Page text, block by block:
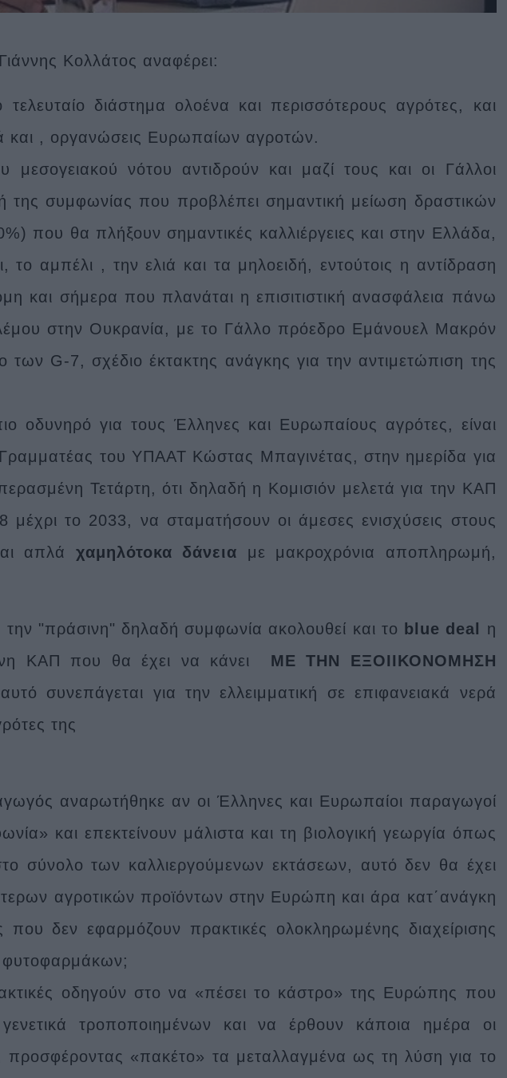
Κολλάτος αναφέρει:
διάστημα ολοένα και περισσότερους αγρότες, και
και , οργανώσεις Ευρωπαίων αγροτών.
νότου αντιδρούν και μαζί τους και οι Γάλλοι
της συμφωνίας που προβλέπει σημαντική μείωση δραστικών
που θα πλήξουν σημαντικές καλλιέργειες και στην Ελλάδα,
αμπέλι , την ελιά και τα μηλοειδή, εντούτοις η αντίδραση
και σήμερα που πλανάται η επισιτιστική ανασφάλεια πάνω
στην Ουκρανία, με το Γάλλο πρόεδρο Εμάνουελ Μακρόν
των G-7, σχέδιο έκτακτης ανάγκης για την αντιμετώπιση της
οδυνηρό για τους Έλληνες και Ευρωπαίους αγρότες, είναι
του ΥΠΑΑΤ Κώστας Μπαγινέτας, στην ημερίδα για
Τετάρτη, ότι δηλαδή η Κομισιόν μελετά για την ΚΑΠ
το 2033, να σταματήσουν οι άμεσες ενισχύσεις στους
απλά
χαμηλότοκα δάνεια με μακροχρόνια αποπληρωμή,
"πράσινη" δηλαδή συμφωνία ακολουθεί και το blue deal η
ΚΑΠ που θα έχει να κάνει ΜΕ ΤΗΝ ΕΞΟΙΙΚΟΝΟΜΗΣΗ
συνεπάγεται για την ελλειμματική σε επιφανειακά νερά
της
αναρωτήθηκε αν οι Έλληνες και Ευρωπαίοι παραγωγοί
και επεκτείνουν μάλιστα και τη βιολογική γεωργία όπως
σύνολο των καλλιεργούμενων εκτάσεων, αυτό δεν θα έχει
αγροτικών προϊόντων στην Ευρώπη και άρα κατ΄ανάγκη
δεν εφαρμόζουν πρακτικές ολοκληρωμένης διαχείρισης
φυτοφαρμάκων;
οδηγούν στο να «πέσει το κάστρο» της Ευρώπης που
τροποποιημένων και να έρθουν κάποια ημέρα οι
προσφέροντας «πακέτο» τα μεταλλαγμένα ως τη λύση για το